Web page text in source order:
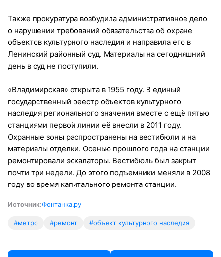
Также прокуратура возбудила административное дело
о нарушении требований обязательства об охране
объектов культурного наследия и направила его в
Ленинский районный суд. Материалы на сегодняшний
день в суд не поступили.
«Владимирская» открыта в 1955 году. В единый
государственный реестр объектов культурного
наследия регионального значения вместе с ещё пятью
станциями первой линии её внесли в 2011 году.
Охранные зоны распространены на вестибюли и на
материалы отделки. Осенью прошлого года на станции
ремонтировали эскалаторы. Вестибюль был закрыт
почти три недели. До этого подъемники меняли в 2008
году во время капитального ремонта станции.
Источник:Фонтанка.ру
#метро #ремонт #объект культурного наследия